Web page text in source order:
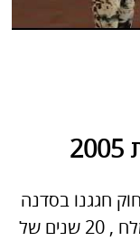
חגגנו בסדנה
משותפת לכ 150 משתתפים בים המלח , 20 שנים של